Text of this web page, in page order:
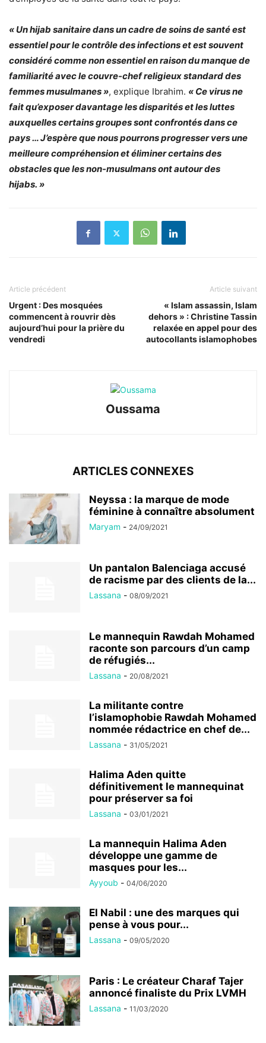
« Un hijab sanitaire dans un cadre de soins de santé est
essentiel pour le contrôle des infections et est souvent
considéré comme non essentiel en raison du manque de
familiarité avec le couvre-chef religieux standard des
femmes musulmanes », explique Ibrahim. « Ce virus ne
fait qu’exposer davantage les disparités et les luttes
auxquelles certains groupes sont confrontés dans ce
pays … J’espère que nous pourrons progresser vers une
meilleure compréhension et éliminer certains des
obstacles que les non-musulmans ont autour des
hijabs. »
Article précédent
Urgent : Des mosquées
commencent à rouvrir dès
aujourd’hui pour la prière du
vendredi
Article suivant
« Islam assassin, Islam
dehors » : Christine Tassin
relaxée en appel pour des
autocollants islamophobes
Oussama
ARTICLES CONNEXES
Neyssa : la marque de mode
féminine à connaître absolument
Maryam - 24/09/2021
Un pantalon Balenciaga accusé
de racisme par des clients de la...
Lassana - 08/09/2021
Le mannequin Rawdah Mohamed
raconte son parcours d’un camp
de réfugiés...
Lassana - 20/08/2021
La militante contre
l’islamophobie Rawdah Mohamed
nommée rédactrice en chef de...
Lassana - 31/05/2021
Halima Aden quitte
définitivement le mannequinat
pour préserver sa foi
Lassana - 03/01/2021
La mannequin Halima Aden
développe une gamme de
masques pour les...
Ayyoub - 04/06/2020
El Nabil : une des marques qui
pense à vous pour...
Lassana - 09/05/2020
Paris : Le créateur Charaf Tajer
annoncé finaliste du Prix LVMH
Lassana - 11/03/2020